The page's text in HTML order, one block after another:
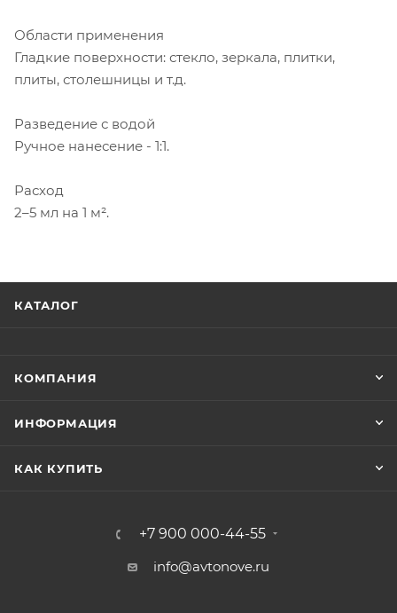
Области применения
Гладкие поверхности: стекло, зеркала, плитки,
плиты, столешницы и т.д.
Разведение с водой
Ручное нанесение - 1:1.
Расход
2–5 мл на 1 м².
КАТАЛОГ
КОМПАНИЯ
ИНФОРМАЦИЯ
КАК КУПИТЬ
+7 900 000-44-55
info@avtonove.ru